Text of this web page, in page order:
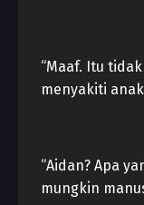
“Maaf. Itu
menyakiti anak
“Aidan? Apa
mungkin